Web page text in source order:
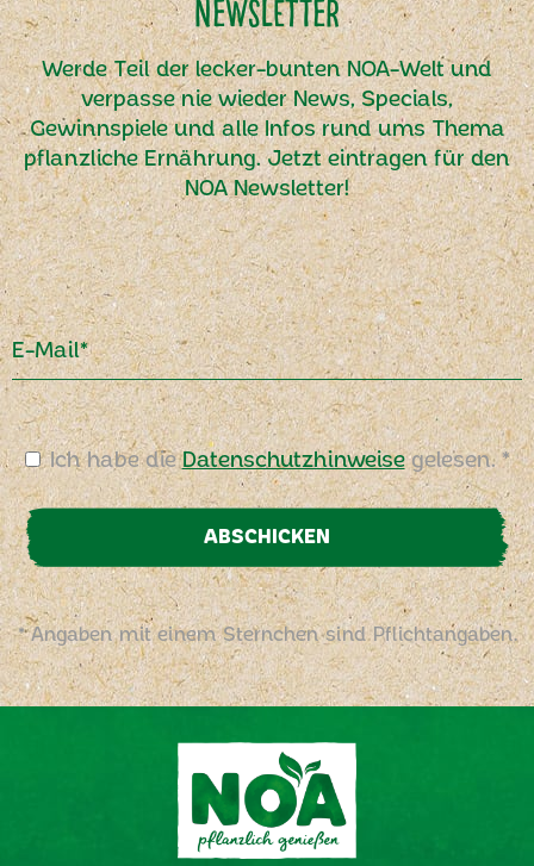
Newsletter
Werde Teil der lecker-bunten NOA-Welt und
verpasse nie wieder News, Specials,
Gewinnspiele und alle Infos rund ums Thema
pflanzliche Ernährung. Jetzt eintragen für den
NOA Newsletter!
E-Mail*
Ich habe dieDatenschutzhinweisegelesen. *
ABSCHICKEN
* Angaben mit einem Sternchen sind Pflichtangaben.